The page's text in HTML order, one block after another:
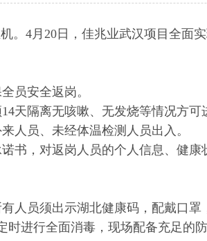
。4月20日，佳兆业武汉项目全面
员安全返岗。
天隔离无咳嗽、无发烧等情况方
人员、未经体温检测人员出入。
书，对返岗人员的个人信息、健
人员须出示湖北健康码，配戴口
进行全面消毒，现场配备充足的